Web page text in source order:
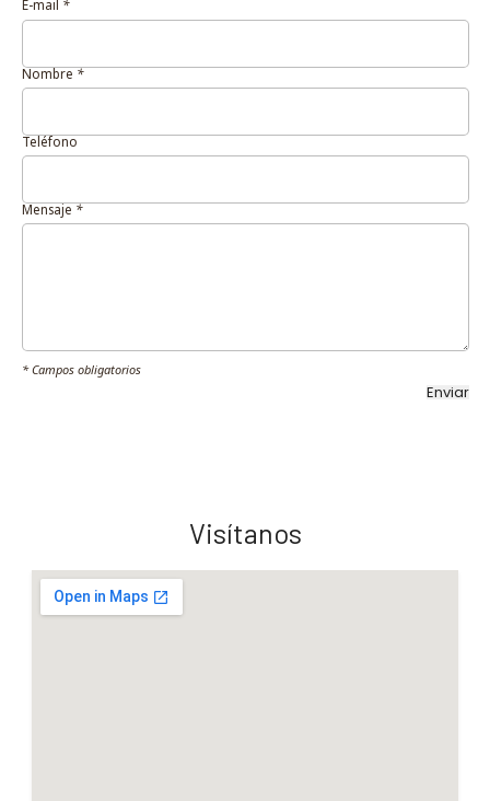
E-mail *
Nombre*
Teléfono
Mensaje*
* Campos obligatorios
Visítanos